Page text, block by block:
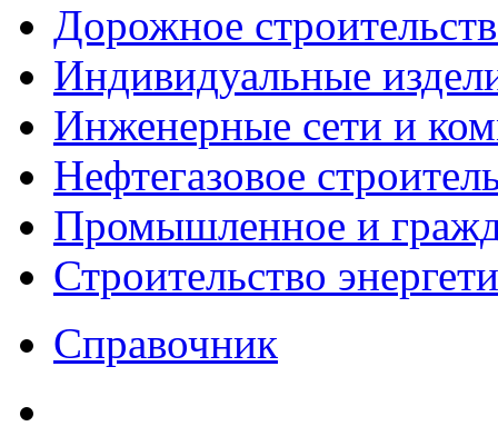
Дорожное
Индивидуальные
Инженерные сети и
Нефтегазовое
Промышленное и
Строительство
Справочник